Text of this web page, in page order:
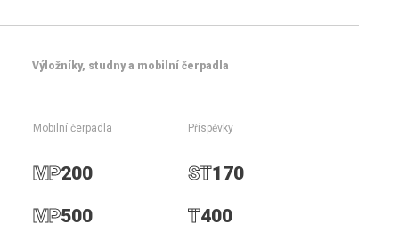
Výložníky, studny a mobilní čerpadla
Mobilní čerpadla
MP200
MP500
Příspěvky
ST170
T400
Ostatní ruční děla